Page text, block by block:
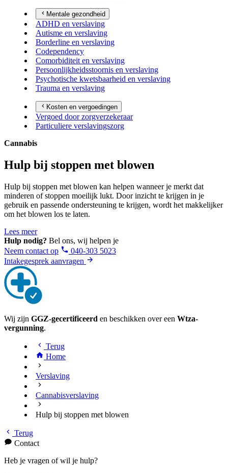
Mentale gezondheid
ADHD en verslaving
Autisme en verslaving
Borderline en verslaving
Codependency
Comorbiditeit en verslaving
Persoonlijkheidsstoornis en verslaving
Psychotische kwetsbaarheid en verslaving
Trauma en verslaving
Kosten en vergoedingen
Vergoed door zorgverzekeraar
Particuliere verslavingszorg
Cannabis
Hulp bij stoppen met blowen
Hulp bij stoppen met blowen kan helpen wanneer je merkt dat
minderen of stoppen moeilijk lukt. Door inzicht te krijgen in je
gebruik en passende ondersteuning te krijgen, wordt het makkelijker
om het blowen los te laten.
Lees meer
Hulp nodig? Bel ons, wij helpen je
Neem contact op
040-303 5023
Intakegesprek aanvragen
Wij zijn GGZ-gecertificeerd en beschikken over een Wtza-
vergunning.
Terug
Home
Verslaving
Cannabisverslaving
Hulp bij stoppen met blowen
Terug
Contact
Heb je vragen of wil je hulp?